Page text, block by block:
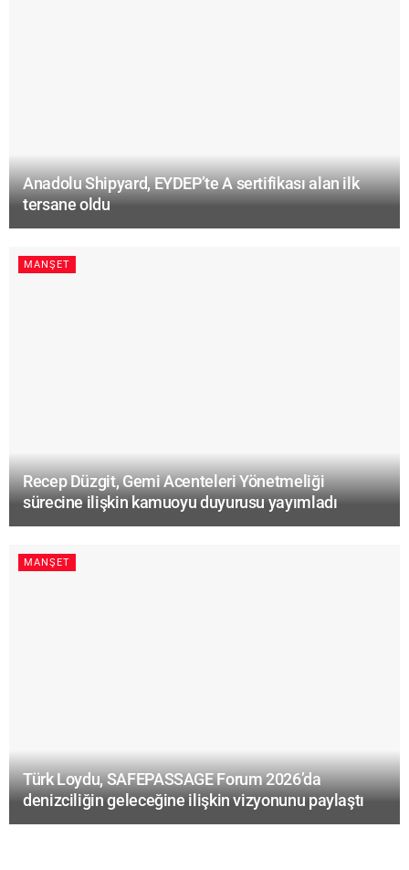
Anadolu Shipyard, EYDEP’te A sertifikası alan ilk
tersane oldu
MANŞET
Recep Düzgit, Gemi Acenteleri Yönetmeliği
sürecine ilişkin kamuoyu duyurusu yayımladı
MANŞET
Türk Loydu, SAFEPASSAGE Forum 2026’da
denizciliğin geleceğine ilişkin vizyonunu paylaştı